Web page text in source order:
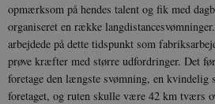
opmærksom på hendes talent og fik med
organiseret en række
arbejdede på dette tidspunkt som
prøve kræfter med større udfordringer. Det
foretage den længste svømning, en kvindelig
foretaget, og ruten skulle være 42 km tværs